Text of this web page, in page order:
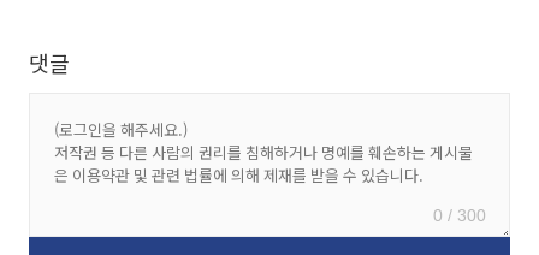
댓글
0 / 300